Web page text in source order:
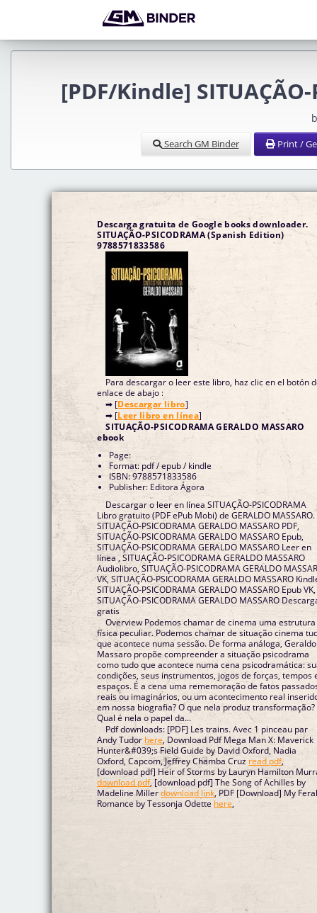
[PDF/Kindle]
Search GM Binder Print /
Descarga gratuita de Google books downloader.
SITUAÇÃO-PSICODRAMA (Spanish Edition)
9788571833586
Para descargar o leer este libro, haz clic en el botón
enlace de abajo :
➡ [Descargar libro]
➡ [Leer libro en línea]
SITUAÇÃO-PSICODRAMA GERALDO MASSARO
ebook
Page:
Format: pdf / epub / kindle
ISBN: 9788571833586
Publisher: Editora Ágora
Descargar o leer en línea SITUAÇÃO-PSICODRAMA
Libro gratuito (PDF ePub Mobi) de GERALDO MASSARO.
SITUAÇÃO-PSICODRAMA GERALDO MASSARO PDF,
SITUAÇÃO-PSICODRAMA GERALDO MASSARO Epub,
SITUAÇÃO-PSICODRAMA GERALDO MASSARO Leer en
línea , SITUAÇÃO-PSICODRAMA GERALDO MASSARO
Audiolibro, SITUAÇÃO-PSICODRAMA GERALDO
VK, SITUAÇÃO-PSICODRAMA GERALDO MASSARO
SITUAÇÃO-PSICODRAMA GERALDO MASSARO Epub VK,
SITUAÇÃO-PSICODRAMA GERALDO MASSARO
gratis
Overview Podemos chamar de cinema uma estrutura
física peculiar. Podemos chamar de situação cinema
que acontece numa sessão. De forma análoga, Geraldo
Massaro propõe compreender a situação psicodrama
como tudo que acontece numa cena psicodramática:
condições, seus instrumentos, jogos de forças, tempos
espaços. É a cena uma rememoração de fatos
reais ou imaginários, ou um acontecimento real
em nossa biografia? O que nela produz transformação?
Qual é nela o papel da...
Pdf downloads: [PDF] Les trains. Avec 1 pinceau par
Andy Tudorhere, Download Pdf Mega Man X: Maverick
Hunter&#039;s Field Guide by David Oxford, Nadia
Oxford, Capcom, Jeffrey Chamba Cruz read pdf,
[download pdf] Heir of Storms by Lauryn Hamilton
download pdf, [download pdf] The Song of Achilles by
Madeline Millerdownload link, PDF [Download] My
Romance by Tessonja Odette here,